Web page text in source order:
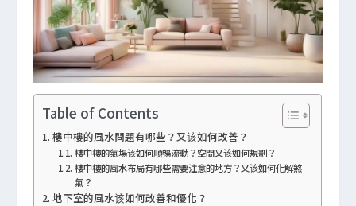
Table of Contents
樓中樓的風水問題有哪些？又该如何改善？
樓中樓的氣場该如何順暢流動？空間又该如何規劃？
樓中樓的風水布局有哪些需要注意的地方？又该如何化解煞
氣？
地下室的風水该如何改善和優化？